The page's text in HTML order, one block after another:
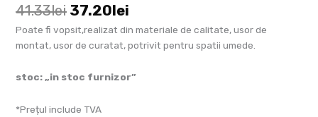
41.33lei 37.20 lei
Poate fi vopsit,realizat din materiale de calitate, usor de
montat, usor de curatat, potrivit pentru spatii umede.
stoc: „in stoc furnizor”
*Prețul include TVA